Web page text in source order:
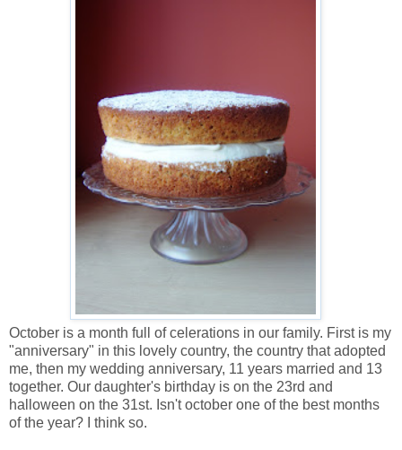
October is a month full of celerations in our family. First is my
"anniversary" in this lovely country, the country that adopted
me, then my wedding anniversary, 11 years married and 13
together. Our daughter's birthday is on the 23rd and
halloween on the 31st. Isn't october one of the best months
of the year? I think so.